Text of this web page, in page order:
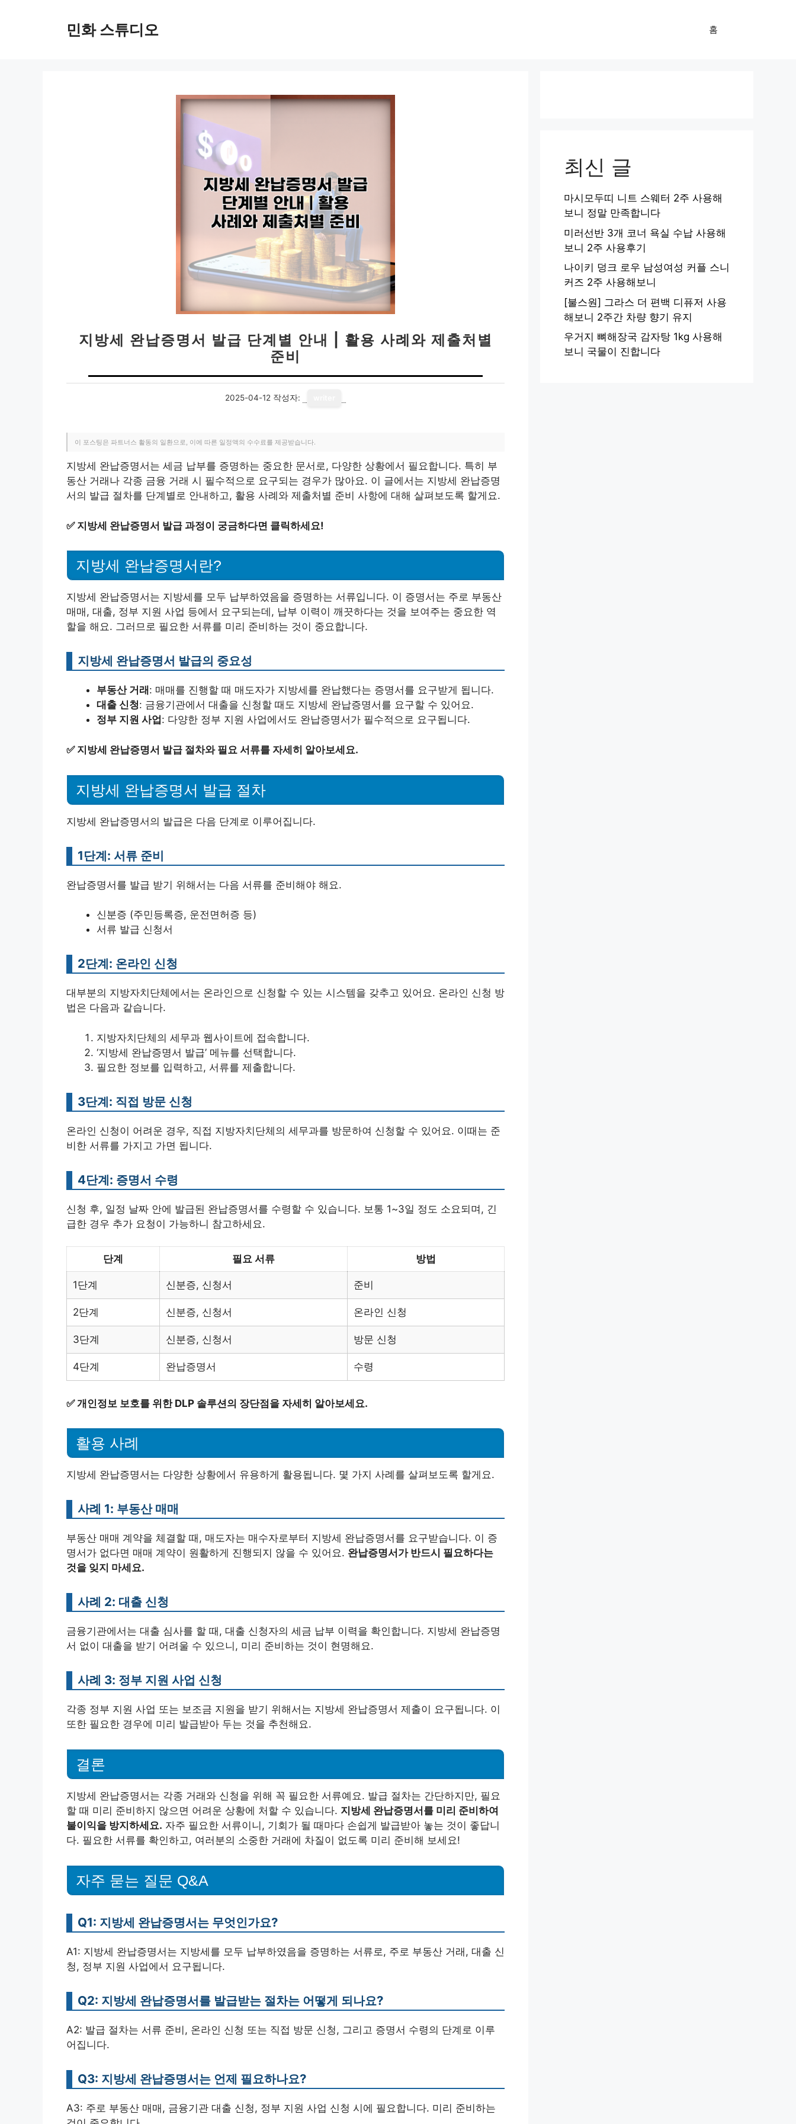
민화 스튜디오 홈
지방세 완납증명서 발급 단계별 안내 | 활용 사례와 제출처별
준비
2025-04-12 작성자:
이 포스팅은 파트너스 활동의 일환으로, 이에 따른 일정액의 수수료를 제공받습니다.
지방세 완납증명서는 세금 납부를 증명하는 중요한 문서로, 다양한 상황에서 필요합니다. 특히 부
동산 거래나 각종 금융 거래 시 필수적으로 요구되는 경우가 많아요. 이 글에서는 지방세 완납증명
서의 발급 절차를 단계별로 안내하고, 활용 사례와 제출처별 준비 사항에 대해 살펴보도록 할게요.
✅ 지방세 완납증명서 발급 과정이 궁금하다면 클릭하세요!
지방세 완납증명서란?
지방세 완납증명서는 지방세를 모두 납부하였음을 증명하는 서류입니다. 이 증명서는 주로 부동산
매매, 대출, 정부 지원 사업 등에서 요구되는데, 납부 이력이 깨끗하다는 것을 보여주는 중요한 역
할을 해요. 그러므로 필요한 서류를 미리 준비하는 것이 중요합니다.
지방세 완납증명서 발급의 중요성
부동산 거래 : 매매를 진행할 때 매도자가 지방세를 완납했다는 증명서를 요구받게 됩니다.
대출 신청: 금융기관에서 대출을 신청할 때도 지방세 완납증명서를 요구할 수 있어요.
정부 지원 사업 : 다양한 정부 지원 사업에서도 완납증명서가 필수적으로 요구됩니다.
✅ 지방세 완납증명서 발급 절차와 필요 서류를 자세히 알아보세요.
지방세 완납증명서 발급 절차
지방세 완납증명서의 발급은 다음 단계로 이루어집니다.
1단계: 서류 준비
완납증명서를 발급 받기 위해서는 다음 서류를 준비해야 해요.
신분증 (주민등록증, 운전면허증 등)
서류 발급 신청서
2단계: 온라인 신청
대부분의 지방자치단체에서는 온라인으로 신청할 수 있는 시스템을 갖추고 있어요. 온라인 신청 방
법은 다음과 같습니다.
지방자치단체의 세무과 웹사이트에 접속합니다.
‘지방세 완납증명서 발급’ 메뉴를 선택합니다.
필요한 정보를 입력하고, 서류를 제출합니다.
3단계: 직접 방문 신청
온라인 신청이 어려운 경우, 직접 지방자치단체의 세무과를 방문하여 신청할 수 있어요. 이때는 준
비한 서류를 가지고 가면 됩니다.
4단계: 증명서 수령
신청 후, 일정 날짜 안에 발급된 완납증명서를 수령할 수 있습니다. 보통 1~3일 정도 소요되며, 긴
급한 경우 추가 요청이 가능하니 참고하세요.
단계 필요 서류 방법
1단계 신분증, 신청서 준비
2단계 신분증, 신청서 온라인 신청
3단계 신분증, 신청서 방문 신청
4단계 완납증명서 수령
✅개인정보 보호를 위한 DLP 솔루션의 장단점을 자세히 알아보세요.
활용 사례
지방세 완납증명서는 다양한 상황에서 유용하게 활용됩니다. 몇 가지 사례를 살펴보도록 할게요.
사례 1: 부동산 매매
부동산 매매 계약을 체결할 때, 매도자는 매수자로부터 지방세 완납증명서를 요구받습니다. 이 증
명서가 없다면 매매 계약이 원활하게 진행되지 않을 수 있어요. 완납증명서가 반드시 필요하다는
것을 잊지 마세요.
사례 2: 대출 신청
금융기관에서는 대출 심사를 할 때, 대출 신청자의 세금 납부 이력을 확인합니다. 지방세 완납증명
서 없이 대출을 받기 어려울 수 있으니, 미리 준비하는 것이 현명해요.
사례 3: 정부 지원 사업 신청
각종 정부 지원 사업 또는 보조금 지원을 받기 위해서는 지방세 완납증명서 제출이 요구됩니다. 이
또한 필요한 경우에 미리 발급받아 두는 것을 추천해요.
결론
지방세 완납증명서는 각종 거래와 신청을 위해 꼭 필요한 서류예요. 발급 절차는 간단하지만, 필요
할 때 미리 준비하지 않으면 어려운 상황에 처할 수 있습니다. 지방세 완납증명서를 미리 준비하여
불이익을 방지하세요. 자주 필요한 서류이니, 기회가 될 때마다 손쉽게 발급받아 놓는 것이 좋답니
다. 필요한 서류를 확인하고, 여러분의 소중한 거래에 차질이 없도록 미리 준비해 보세요!
자주 묻는 질문 Q&A
Q1: 지방세 완납증명서는 무엇인가요?
A1: 지방세 완납증명서는 지방세를 모두 납부하였음을 증명하는 서류로, 주로 부동산 거래, 대출 신
청, 정부 지원 사업에서 요구됩니다.
Q2: 지방세 완납증명서를 발급받는 절차는 어떻게 되나요?
A2: 발급 절차는 서류 준비, 온라인 신청 또는 직접 방문 신청, 그리고 증명서 수령의 단계로 이루
어집니다.
Q3: 지방세 완납증명서는 언제 필요하나요?
A3: 주로 부동산 매매, 금융기관 대출 신청, 정부 지원 사업 신청 시에 필요합니다. 미리 준비하는
최신 글
마시모두띠 니트 스웨터 2주 사용해
보니 정말 만족합니다
미러선반 3개 코너 욕실 수납 사용해
보니 2주 사용후기
나이키 덩크 로우 남성여성 커플 스니
커즈 2주 사용해보니
[불스원] 그라스 더 편백 디퓨저 사용
해보니 2주간 차량 향기 유지
우거지 뼈해장국 감자탕 1kg 사용해
보니 국물이 진합니다